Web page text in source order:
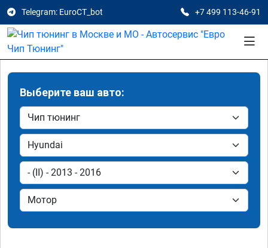
Telegram: EuroCT_bot +7 499 113-46-91
Выберите ваш авто: